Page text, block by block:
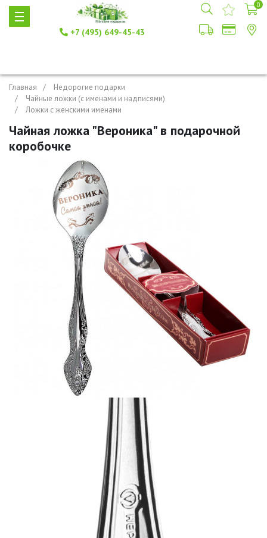
+7 (495) 649-45-43
0
Главная
Недорогие подарки
Чайные ложки (с именами и надписями)
Ложки с женскими именами
Чайная ложка "Вероника" в подарочной
коробочке